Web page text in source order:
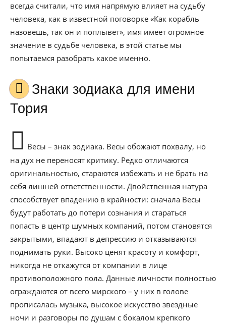
всегда считали, что имя напрямую влияет на судьбу
человека, как в известной поговорке «Как корабль
назовешь, так он и поплывет», имя имеет огромное
значение в судьбе человека, в этой статье мы
попытаемся разобрать какое именно.
Знаки зодиака для имени
Тория
Весы – знак зодиака. Весы обожают похвалу, но
на дух не переносят критику. Редко отличаются
оригинальностью, стараются избежать и не брать на
себя лишней ответственности. Двойственная натура
способствует впадению в крайности: сначала Весы
будут работать до потери сознания и стараться
попасть в центр шумных компаний, потом становятся
закрытыми, впадают в депрессию и отказываются
поднимать руки. Высоко ценят красоту и комфорт,
никогда не откажутся от компании в лице
противоположного пола. Данные личности полностью
ограждаются от всего мирского – у них в голове
прописалась музыка, высокое искусство звездные
ночи и разговоры по душам с бокалом крепкого